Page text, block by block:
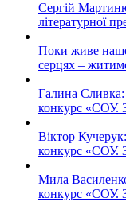
Сергій
літературної
Поки живе
серцях –
Галина Сливка:
конкурс «СОУ.
Віктор
конкурс «СОУ.
Мила
конкурс «СОУ.